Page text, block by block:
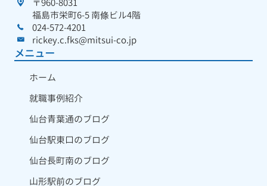
〒960-8031
福島市栄町6-5 南條ビル4階
024-572-4201
rickey.c.fks@mitsui-co.jp
メニュー
ホーム
就職事例紹介
仙台青葉通のブログ
仙台駅東口のブログ
仙台長町南のブログ
山形駅前のブログ